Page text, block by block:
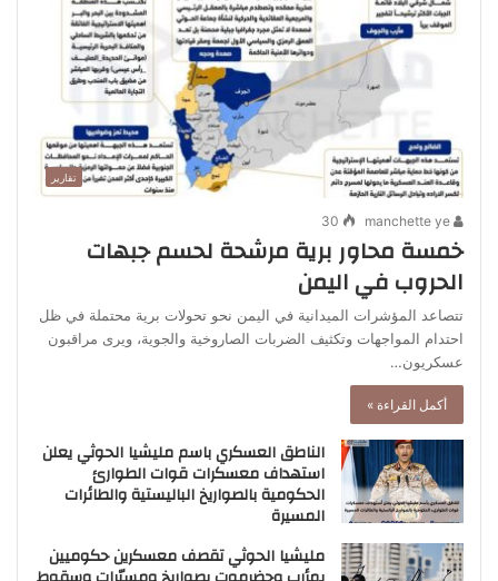
تقارير
30
خمسة محاور برية مرشحة لحسم جبهات
الحروب في اليمن
تتصاعد المؤشرات الميدانية في اليمن نحو تحولات برية محتملة في ظل
احتدام المواجهات وتكثيف الضربات الصاروخية والجوية، ويرى مراقبون
عسكريون…
أكمل القراءة »
الناطق العسكري باسم مليشيا الحوثي يعلن
استهداف معسكرات قوات الطوارئ
الحكومية بالصواريخ الباليستية والطائرات
المسيرة
مليشيا الحوثي تقصف معسكرين حكوميين